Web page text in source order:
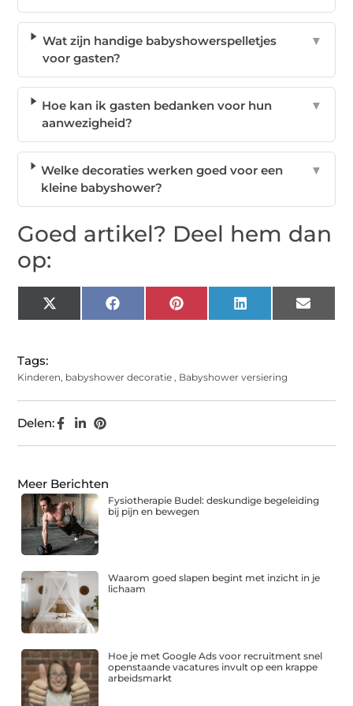
Wat zijn handige babyshowerspelletjes
voor gasten?
▼
Hoe kan ik gasten bedanken voor hun
aanwezigheid?
▼
Welke decoraties werken goed voor een
kleine babyshower?
▼
Goed artikel? Deel hem dan
op:
X
(Twitter)
Facebook Pinterest LinkedIn Email
Tags:
Kinderen, babyshower decoratie , Babyshower versiering
Delen:
Meer Berichten
Fysiotherapie Budel: deskundige begeleiding
bij pijn en bewegen
Waarom goed slapen begint met inzicht in je
lichaam
Hoe je met Google Ads voor recruitment snel
openstaande vacatures invult op een krappe
arbeidsmarkt